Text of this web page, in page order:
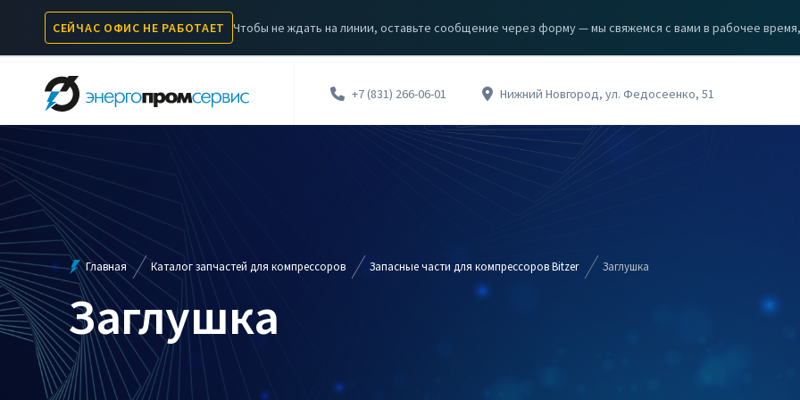
СЕЙЧАС ОФИС НЕ РАБОТАЕТ Чтобы не ждать на линии, оставьте сообщение через форму — мы свяжемся с вами в рабочее
КОМПРЕССОРЫ КАТАЛОГ ЗАПЧАСТЕЙ УСЛУГИ АКЦИИ О КОМПАНИИ КОНТАКТЫ
+7 (831) 266-06-01 Нижний Новгород, ул. Федосеенко, 51
Главная Каталог запчастей для компрессоров Запасные части для компрессоров Bitzer Заглушка
Заглушка